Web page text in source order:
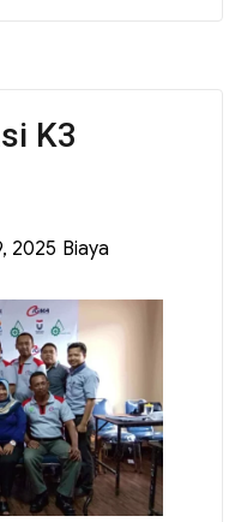
K3
2025 Biaya